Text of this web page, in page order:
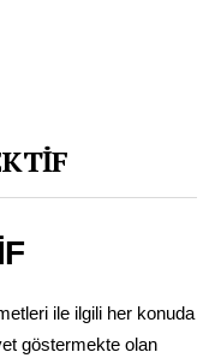
ile ilgili her konuda
göstermekte olan